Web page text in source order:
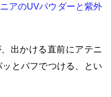
アのUVパウダーと紫外
出かける直前にアテニ
とパフでつける、とい